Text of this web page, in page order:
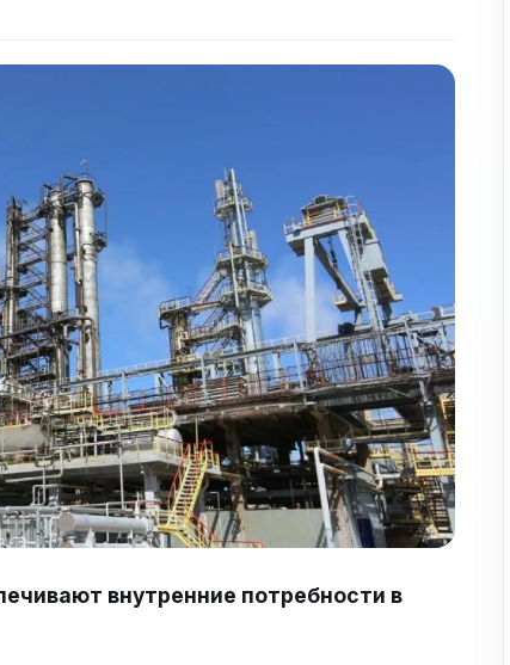
внутренние потребности в